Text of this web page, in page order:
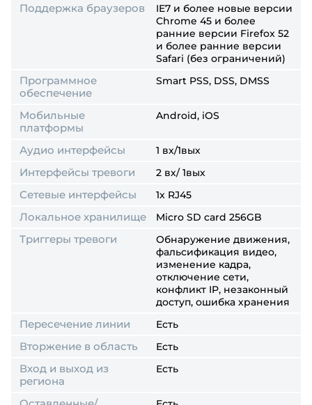
Поддержка браузеров
IE7 и более новые версии
Chrome 45 и более
ранние версии Firefox 52
и более ранние версии
Safari (без ограничений)
Программное
обеспечение
Smart PSS, DSS, DMSS
Мобильные
платформы
Android, iOS
Аудио интерфейсы 1 вх/1вых
Интерфейсы тревоги 2 вх/ 1вых
Сетевые интерфейсы 1x RJ45
Локальное хранилище Micro SD card 256GB
Триггеры тревоги
Обнаружение движения,
фальсификация видео,
изменение кадра,
отключение сети,
конфликт IP, незаконный
доступ, ошибка хранения
Пересечение линии Есть
Вторжение в область Есть
Вход и выход из
региона
Есть